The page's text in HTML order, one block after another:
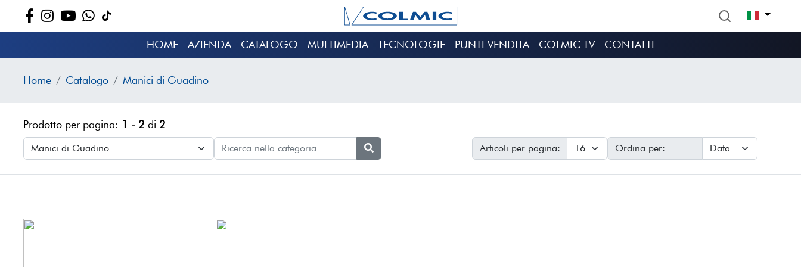
HOME AZIENDA CATALOGO MULTIMEDIA TECNOLOGIE PUNTI VENDITA COLMIC TV CONTATTI
Home Catalogo Manici di Guadino
Prodotto per pagina: 1 - 2 di 2
Articoli per pagina: Ordina per: